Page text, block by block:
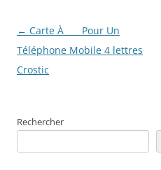
Navigation
des
articles
← Carte À ___ Pour Un
Téléphone Mobile 4 lettres
Crostic
Rechercher